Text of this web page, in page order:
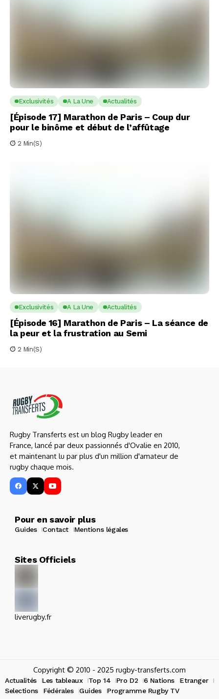
Exclusivités A La Une Actualités
[Épisode 17] Marathon de Paris – Coup dur
pour le binôme et début de l’affûtage
2 Min(s)
Exclusivités A La Une Actualités
[Épisode 16] Marathon de Paris – La séance de
la peur et la frustration au Semi
2 Min(s)
Rugby Transferts est un blog Rugby leader en
France, lancé par deux passionnés d'Ovalie en 2010,
et maintenant lu par plus d'un million d'amateur de
rugby chaque mois.
Pour en savoir plus
Guides Contact Mentions légales
Sites Officiels
liverugby.fr
Copyright © 2010 - 2025 rugby-transferts.com
Actualités Les tableaux Top 14 Pro D2 6 Nations
Etranger
Selections
Fédérales Guides Programme Rugby TV